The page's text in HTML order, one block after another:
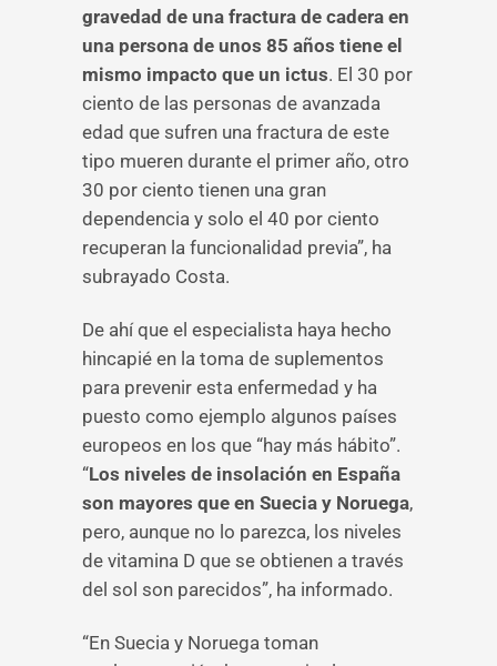
gravedad de una fractura de cadera en
una persona de unos 85 años tiene el
mismo impacto que un ictus. El 30 por
ciento de las personas de avanzada
edad que sufren una fractura de este
tipo mueren durante el primer año, otro
30 por ciento tienen una gran
dependencia y solo el 40 por ciento
recuperan la funcionalidad previa”, ha
subrayado Costa.
De ahí que el especialista haya hecho
hincapié en la toma de suplementos
para prevenir esta enfermedad y ha
puesto como ejemplo algunos países
europeos en los que “hay más hábito”.
“Los niveles de insolación en España
son mayores que en Suecia y Noruega,
pero, aunque no lo parezca, los niveles
de vitamina D que se obtienen a través
del sol son parecidos”, ha informado.
“En Suecia y Noruega toman